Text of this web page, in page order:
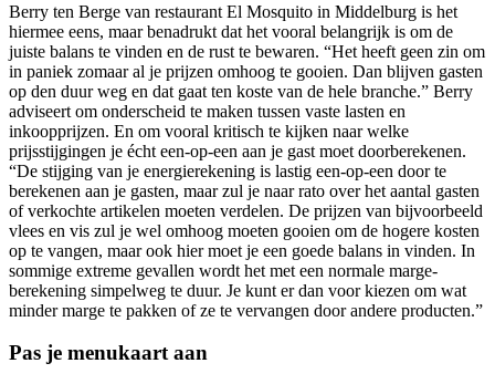
Berry ten Berge van restaurant El Mosquito in Middelburg is het
hiermee eens, maar benadrukt dat het vooral belangrijk is om de
juiste balans te vinden en de rust te bewaren. “Het heeft geen zin om
in paniek zomaar al je prijzen omhoog te gooien. Dan blijven gasten
op den duur weg en dat gaat ten koste van de hele branche.” Berry
adviseert om onderscheid te maken tussen vaste lasten en
inkoopprijzen. En om vooral kritisch te kijken naar welke
prijsstijgingen je écht een-op-een aan je gast moet doorberekenen.
“De stijging van je energierekening is lastig een-op-een door te
berekenen aan je gasten, maar zul je naar rato over het aantal gasten
of verkochte artikelen moeten verdelen. De prijzen van bijvoorbeeld
vlees en vis zul je wel omhoog moeten gooien om de hogere kosten
op te vangen, maar ook hier moet je een goede balans in vinden. In
sommige extreme gevallen wordt het met een normale marge-
berekening simpelweg te duur. Je kunt er dan voor kiezen om wat
minder marge te pakken of ze te vervangen door andere producten.”
Pas je menukaart aan